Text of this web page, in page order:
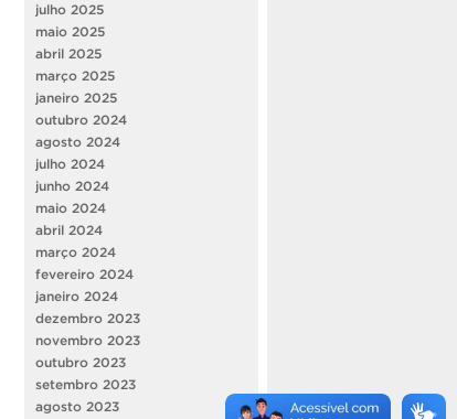
julho 2025
maio 2025
abril 2025
março 2025
janeiro 2025
outubro 2024
agosto 2024
julho 2024
junho 2024
maio 2024
abril 2024
março 2024
fevereiro 2024
janeiro 2024
dezembro 2023
novembro 2023
outubro 2023
setembro 2023
agosto 2023